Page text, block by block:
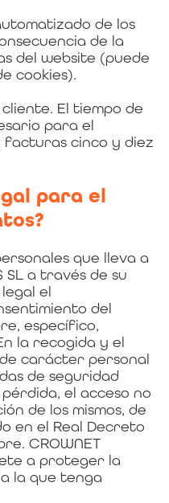
de los
de la
del website (puede
cookies).
El tiempo de
para el
cinco y diez
para el
que lleva a
SL a través de su
el
del
específico,
la recogida y el
carácter personal
de seguridad
el acceso no
de los mismos, de
en el Real Decreto
CROWNET
a proteger la
la que tenga